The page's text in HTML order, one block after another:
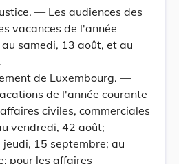
— Les audiences des
vacances de l'année
samedi, 13 août, et au
de Luxembourg. —
de l'année courante
civiles, commerciales
vendredi, 42 août;
15 septembre; au
pour les affaires